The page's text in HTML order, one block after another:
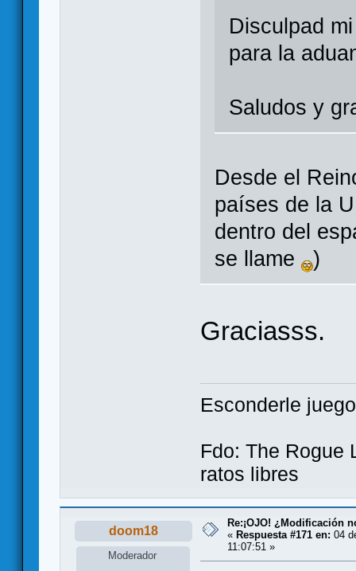
Disculpad
para la
Saludos y
Desde el
países de la
dentro del
se llame )
Graciasss.
Esconderle
Fdo: The Rogue
ratos libres
doom18
Moderador
Re:¡OJO! ¿Modificación
« Respuesta #171 en: 04
11:07:51 »